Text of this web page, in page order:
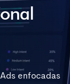
enfocadas